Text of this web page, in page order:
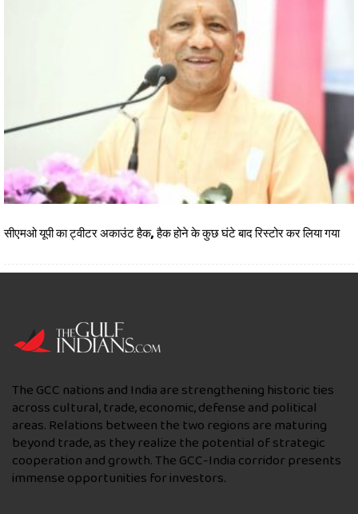
सीएमओ यूपी का ट्वीटर अकाउंट हैक, हैक होने के कुछ घंटे बाद रिस्टोर कर लिया गया
The GCC nations and India are strengthening historic ties
across cultural, trade, economic, defense and political
areas. Relations between the two regions are maturing
beyond trade, as they realize the potential of strategic
cooperation and growth. The GCC-India corridor presents
immense opportunities for investors.